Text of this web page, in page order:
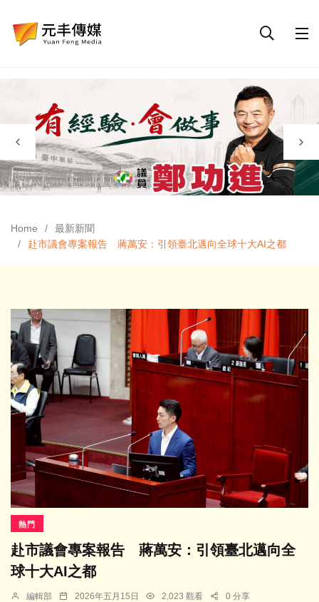
Home
最新新聞
赴市議會專案報告 蔣萬安：引領臺北邁向全球十大AI之都
熱門
赴市議會專案報告 蔣萬安：引領臺北邁向全
球十大AI之都
編輯部 2026年五月15日 2,023 觀看 0 分享